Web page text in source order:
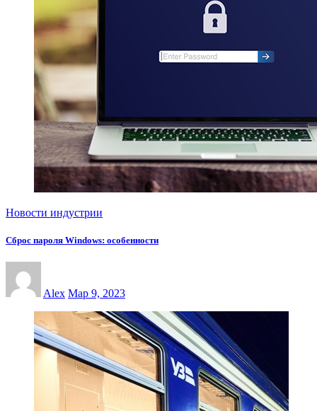
Новости индустрии
Сброс пароля Windows: особенности
Alex Мар 9, 2023